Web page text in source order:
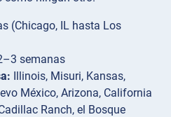
(Chicago, IL hasta Los
semanas
Illinois, Misuri, Kansas,
México, Arizona, California
Ranch, el Bosque